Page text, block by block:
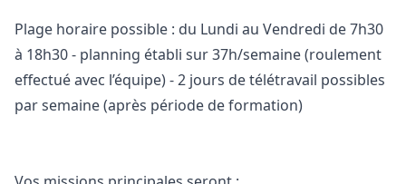
Plage horaire possible : du Lundi au Vendredi de 7h30
à 18h30 - planning établi sur 37h/semaine (roulement
effectué avec l’équipe) - 2 jours de télétravail possibles
par semaine (après période de formation)